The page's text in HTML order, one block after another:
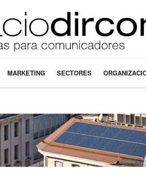
MARKETING SECTORES